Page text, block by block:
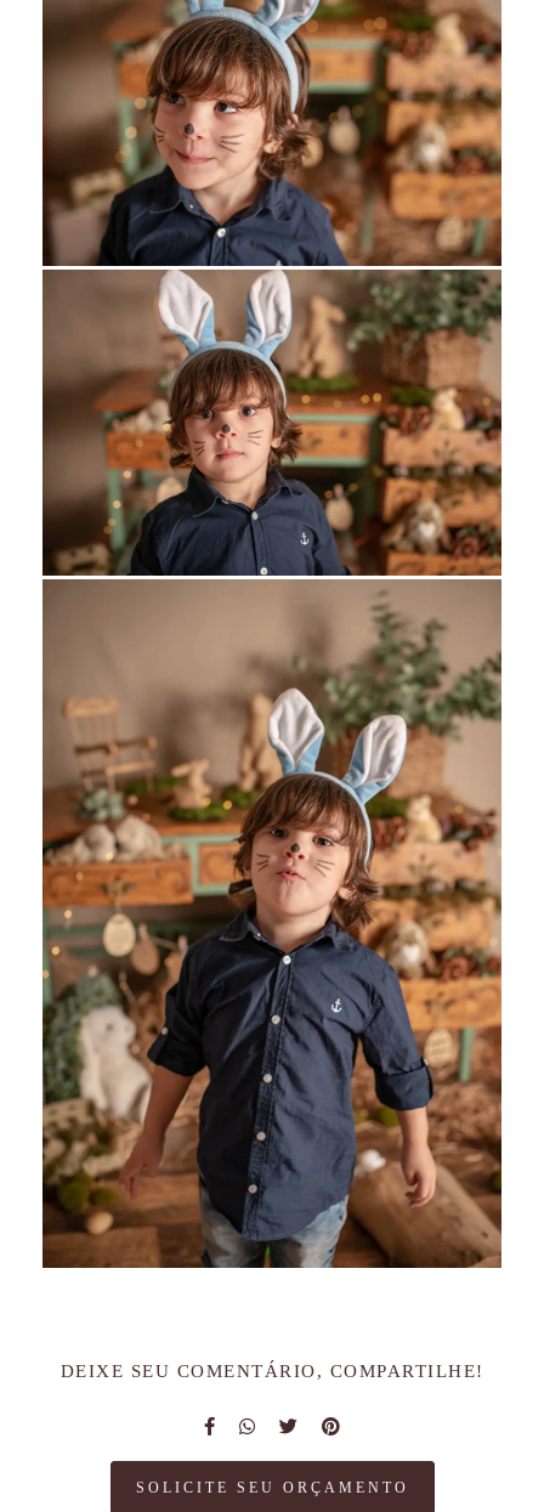
DEIXE SEU COMENTÁRIO, COMPARTILHE!
SOLICITE SEU ORÇAMENTO